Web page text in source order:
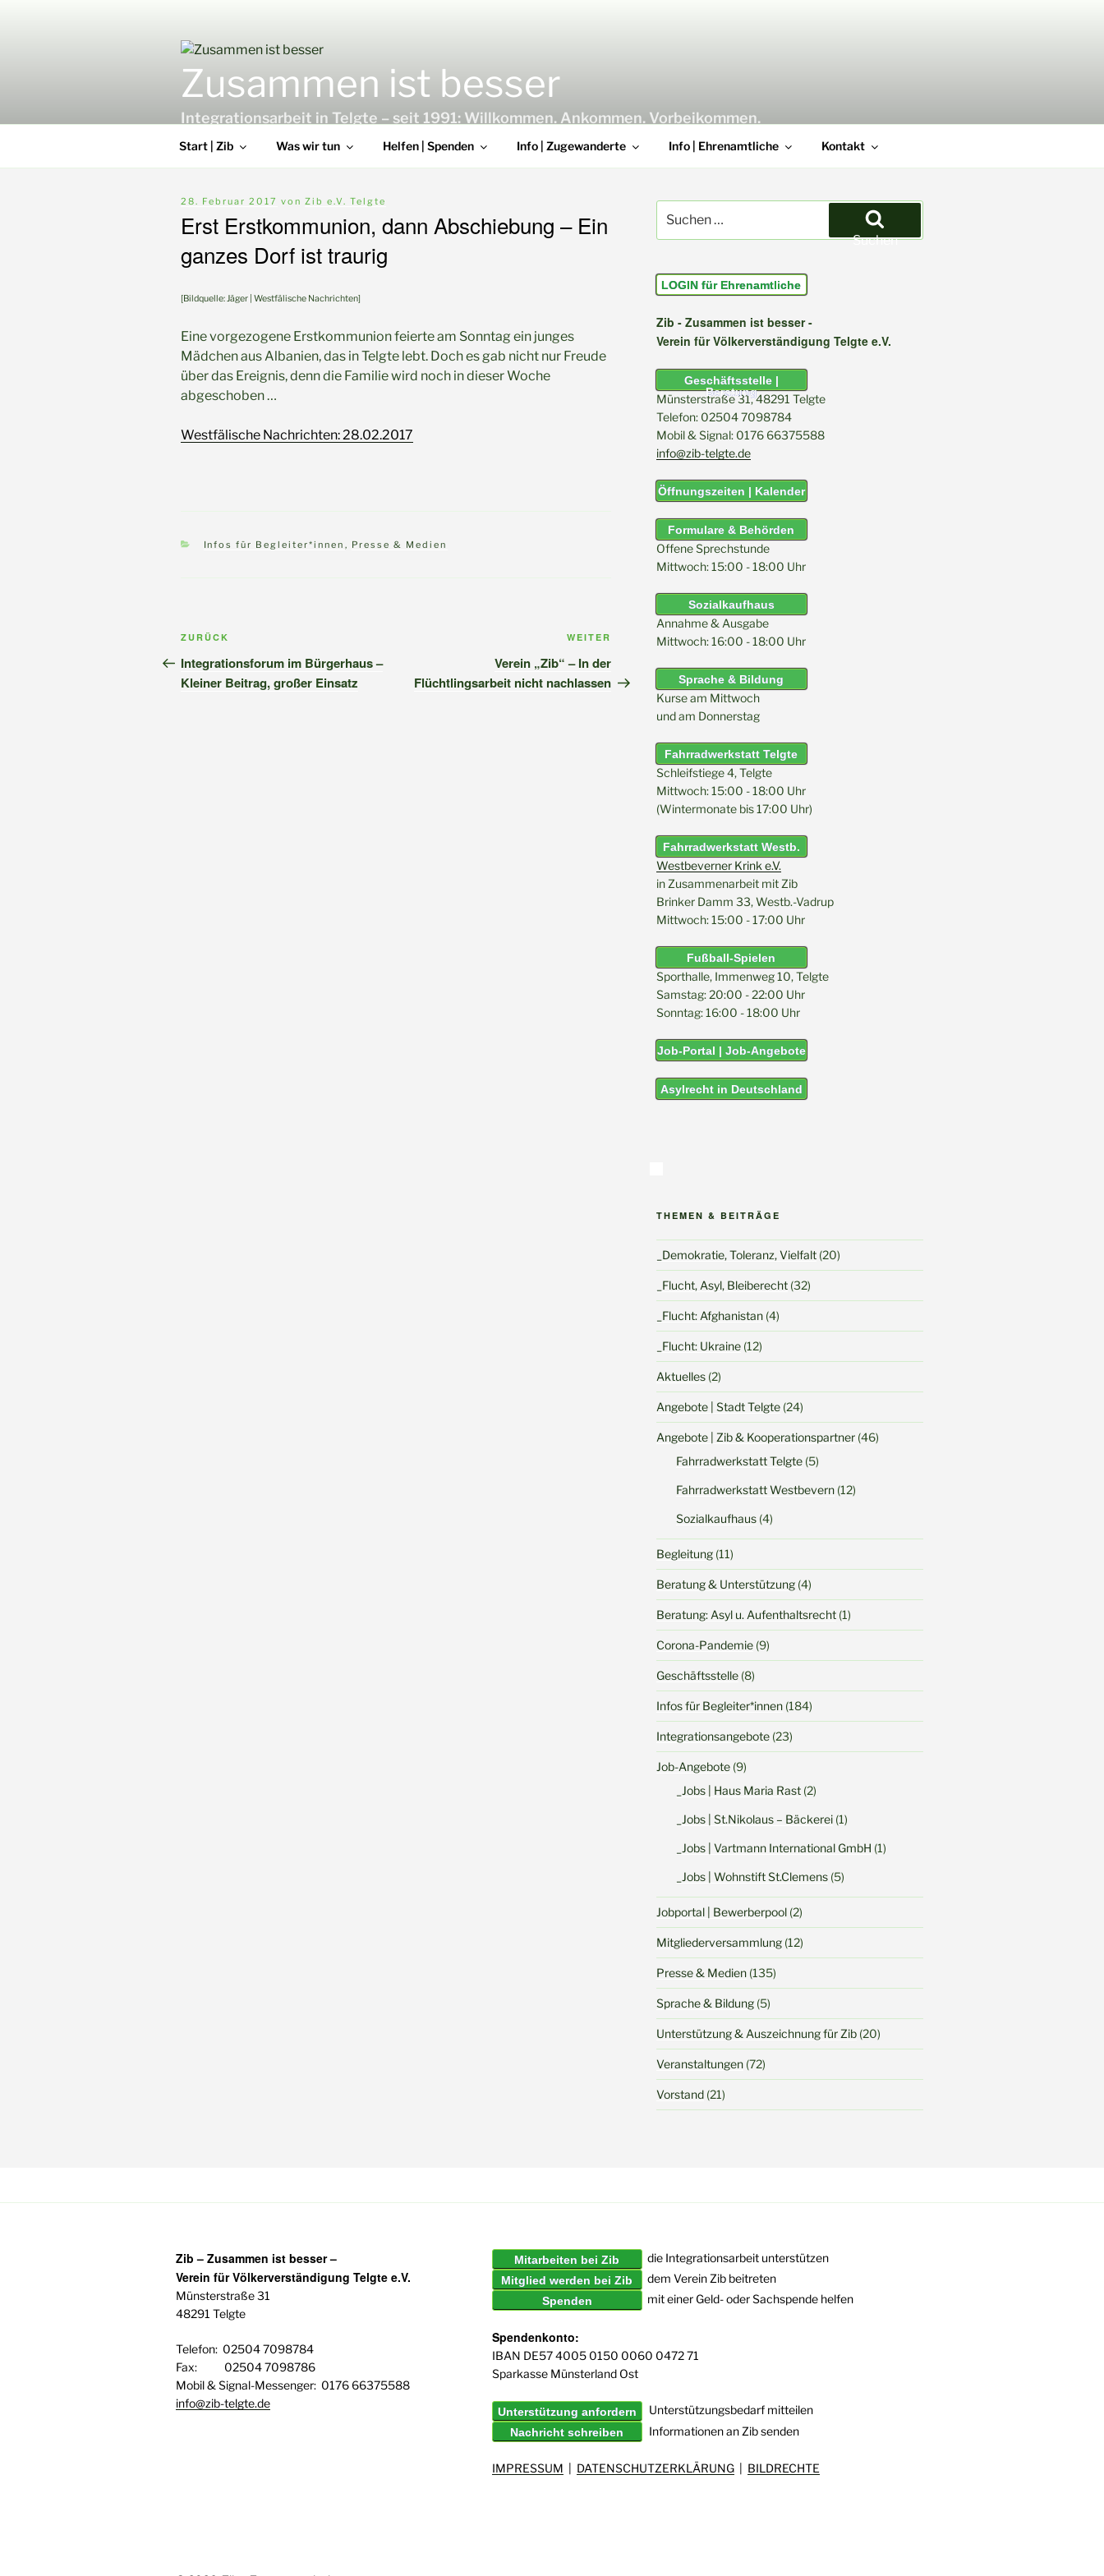
Zusammen ist besser
Integrationsarbeit in Telgte – seit 1991: Willkommen. Ankommen. Vorbeikommen.
Start | Zib Was wir tun Helfen | Spenden Info | Zugewanderte Info | Ehrenamtliche Kontakt
Veröffentlicht
28. Februar 2017 von Zib e.V. Telgte
Erst Erstkommunion, dann Abschiebung – Ein
ganzes Dorf ist traurig
[Bildquelle: Jäger | Westfälische Nachrichten]
Eine vorgezogene Erstkommunion feierte am Sonntag ein junges
Mädchen aus Albanien, das in Telgte lebt. Doch es gab nicht nur Freude
über das Ereignis, denn die Familie wird noch in dieser Woche
abgeschoben …
Westfälische Nachrichten: 28.02.2017
Kategorien
Infos für Begleiter*innen , Presse & Medien
Beitragsnavigation
Vorheriger
Beitrag
ZURÜCK
Integrationsforum im Bürgerhaus –
Kleiner Beitrag, großer Einsatz
Nächster
Beitrag
WEITER
Verein „Zib“ – In der
Flüchtlingsarbeit nicht nachlassen
nach:
Suchen
LOGIN für Ehrenamtliche
Zib - Zusammen ist besser -
Verein für Völkerverständigung Telgte e.V.
Geschäftsstelle |
Beratung
Münsterstraße 31, 48291 Telgte
Telefon: 02504 7098784
Mobil & Signal: 0176 66375588
info@zib-telgte.de
Öffnungszeiten | Kalender
Formulare & Behörden
Offene Sprechstunde
Mittwoch: 15:00 - 18:00 Uhr
Sozialkaufhaus
Annahme & Ausgabe
Mittwoch: 16:00 - 18:00 Uhr
Sprache & Bildung
Kurse am Mittwoch
und am Donnerstag
Fahrradwerkstatt Telgte
Schleifstiege 4, Telgte
Mittwoch: 15:00 - 18:00 Uhr
(Wintermonate bis 17:00 Uhr)
Fahrradwerkstatt Westb.
Westbeverner Krink e.V.
in Zusammenarbeit mit Zib
Brinker Damm 33, Westb.-Vadrup
Mittwoch: 15:00 - 17:00 Uhr
Fußball-Spielen
Sporthalle, Immenweg 10, Telgte
Samstag: 20:00 - 22:00 Uhr
Sonntag: 16:00 - 18:00 Uhr
Job-Portal | Job-Angebote
Asylrecht in Deutschland
THEMEN & BEITRÄGE
_Demokratie, Toleranz, Vielfalt(20)
_Flucht, Asyl, Bleiberecht(32)
_Flucht: Afghanistan(4)
_Flucht: Ukraine(12)
Aktuelles(2)
Angebote | Stadt Telgte(24)
Angebote | Zib & Kooperationspartner(46)
Fahrradwerkstatt Telgte(5)
Fahrradwerkstatt Westbevern(12)
Sozialkaufhaus(4)
Begleitung(11)
Beratung & Unterstützung(4)
Beratung: Asyl u. Aufenthaltsrecht(1)
Corona-Pandemie(9)
Geschäftsstelle(8)
Infos für Begleiter*innen(184)
Integrationsangebote(23)
Job-Angebote(9)
_Jobs | Haus Maria Rast(2)
_Jobs | St.Nikolaus – Bäckerei(1)
_Jobs | Vartmann International GmbH (1)
_Jobs | Wohnstift St.Clemens(5)
Jobportal | Bewerberpool(2)
Mitgliederversammlung(12)
Presse & Medien(135)
Sprache & Bildung(5)
Unterstützung & Auszeichnung für Zib(20)
Veranstaltungen(72)
Vorstand(21)
Zib – Zusammen ist besser –
Verein für Völkerverständigung Telgte e.V.
Münsterstraße 31
48291 Telgte
Telefon: 02504 7098784
Fax: 02504 7098786
Mobil & Signal-Messenger: 0176 66375588
info@zib-telgte.de
Mitarbeiten bei Zib die Integrationsarbeit unterstützen
Mitglied werden bei Zib dem Verein Zib beitreten
Spenden mit einer Geld- oder Sachspende helfen
Spendenkonto:
IBAN DE57 4005 0150 0060 0472 71
Sparkasse Münsterland Ost
Unterstützung anfordern Unterstützungsbedarf mitteilen
Nachricht schreiben Informationen an Zib senden
IMPRESSUM | DATENSCHUTZERKLÄRUNG| BILDRECHTE